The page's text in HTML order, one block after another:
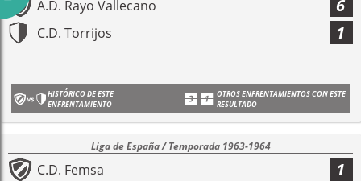
A.D. Rayo Vallecano 6
C.D. Torrijos 1
HISTÓRICO DE ESTE
ENFRENTAMIENTO
OTROS ENFRENTAMIENTOS CON ESTE
RESULTADO
Liga de España / Temporada 1963-1964
C.D. Femsa 1